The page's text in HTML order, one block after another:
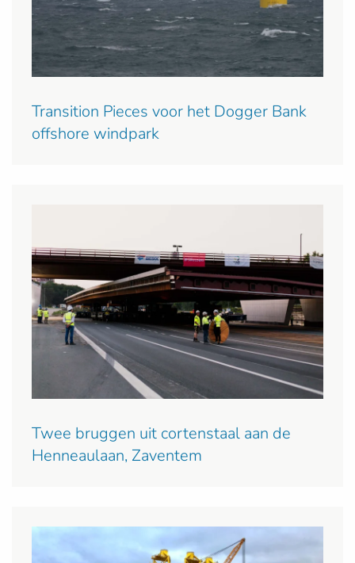
Transition Pieces voor het Dogger Bank
offshore windpark
Twee bruggen uit cortenstaal aan de
Henneaulaan, Zaventem